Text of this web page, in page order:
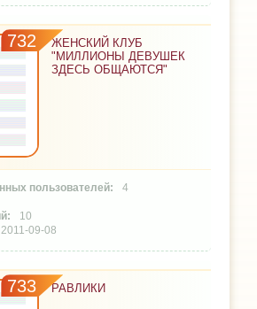
732
ЖЕНСКИЙ КЛУБ
"МИЛЛИОНЫ ДЕВУШЕК
ЗДЕСЬ ОБЩАЮТСЯ"
4
10
2011-09-08
733 РАВЛИКИ